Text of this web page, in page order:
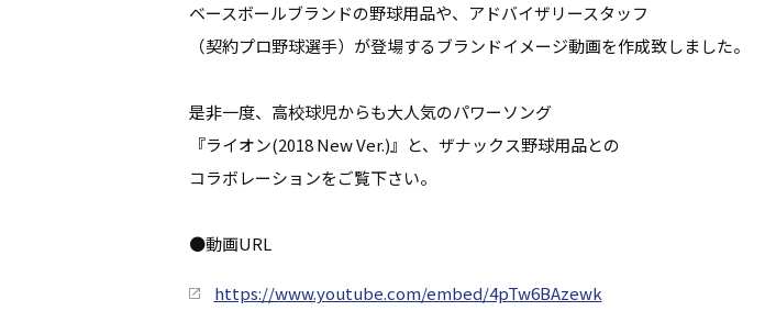
ベースボールブランドの野球用品や、アドバイザリースタッフ
（契約プロ野球選手）が登場するブランドイメージ動画を作成致しました。
是非一度、高校球児からも大人気のパワーソング
『ライオン(2018 New Ver.)』と、ザナックス野球用品との
コラボレーションをご覧下さい。
●動画URL
https://www.youtube.com/embed/4pTw6BAzewk